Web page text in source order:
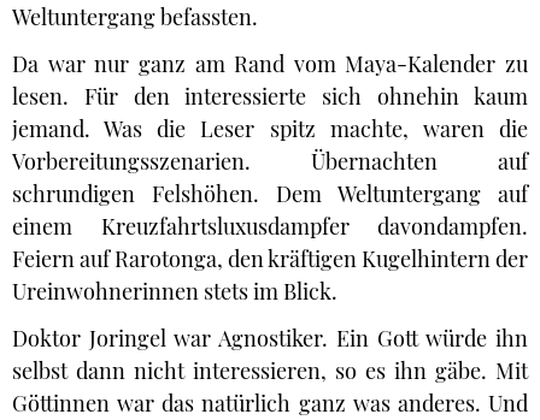
Weltuntergang befassten.
Da war nur ganz am Rand vom Maya-Kalender zu
lesen. Für den interessierte sich ohnehin kaum
jemand. Was die Leser spitz machte, waren die
Vorbereitungsszenarien. Übernachten auf
schrundigen Felshöhen. Dem Weltuntergang auf
einem Kreuzfahrtsluxusdampfer davondampfen.
Feiern auf Rarotonga, den kräftigen Kugelhintern der
Ureinwohnerinnen stets im Blick.
Doktor Joringel war Agnostiker. Ein Gott würde ihn
selbst dann nicht interessieren, so es ihn gäbe. Mit
Göttinnen war das natürlich ganz was anderes. Und